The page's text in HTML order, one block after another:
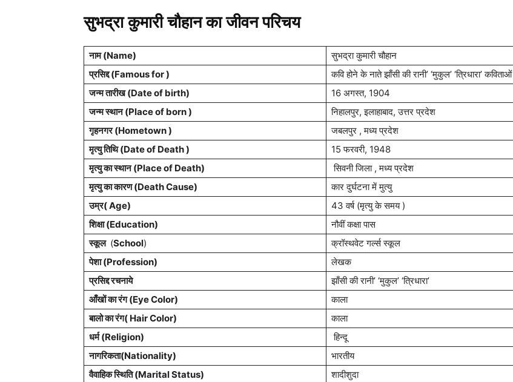
सुभद्रा कुमारी चौहान का जीवन परिचय
नाम (Name)
सुभद्रा कुमारी चौहान
प्रसिद्द (Famous for )
कवि होने के नाते झाँसी की रानी’ ‘मुकुल’ ‘त्रिधारा’
जन्म तारीख (Date of birth)
16 अगस्त, 1904
जन्म स्थान (Place of born )
निहालपुर, इलाहाबाद, उत्तर प्रदेश
गृहनगर (Hometown )
जबलपुर , मध्य प्रदेश
मृत्यु तिथि (Date of Death )
15 फरवरी, 1948
मृत्यु का स्थान (Place of Death)
सिवनी जिला , मध्य प्रदेश
मृत्यु का कारण (Death Cause)
कार दुर्घटना में मुत्यु
उम्र( Age)
43 वर्ष (मृत्यु के समय )
शिक्षा (Education)
नौवीं कक्षा पास
स्कूल (School)
क्रॉस्थवेट गर्ल्स स्कूल
पेशा (Profession)
लेखक
प्रसिद्द रचनाये
झाँसी की रानी’ ‘मुकुल’ ‘त्रिधारा’
आँखों का रंग (Eye Color)
काला
बालो का रंग( Hair Color)
काला
धर्म (Religion)
हिन्दू
नागरिकता(Nationality)
भारतीय
वैवाहिक स्थिति (Marital Status)
शादीशुदा